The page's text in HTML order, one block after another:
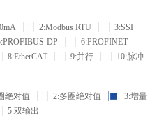
2:Modbus RTU
3:SSI
DP
6:PROFINET
8:EtherCAT 9:并行
10:脉冲
绝对值 2:多圈绝对值
3:增量
5:双输出